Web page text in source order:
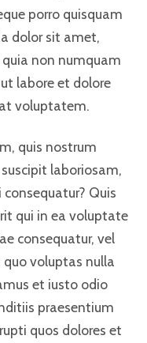
porro quisquam
dolor sit amet,
non numquam
labore et dolore
voluptatem.
quis nostrum
laboriosam,
Quis
qui in ea voluptate
consequatur, vel
voluptas nulla
et iusto odio
praesentium
quos dolores et